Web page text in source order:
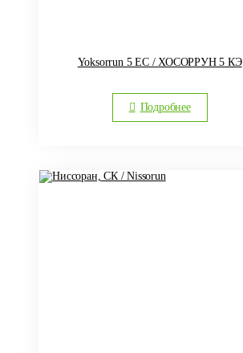
Yoksorrun 5 ЕС / ХОСОРРУН 5 КЭ
Подробнее